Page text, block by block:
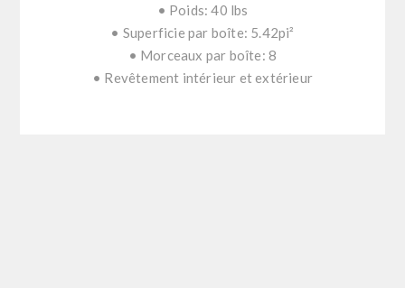
• Poids: 40 lbs
• Superficie par boîte: 5.42pi²
• Morceaux par boîte: 8
• Revêtement intérieur et extérieur